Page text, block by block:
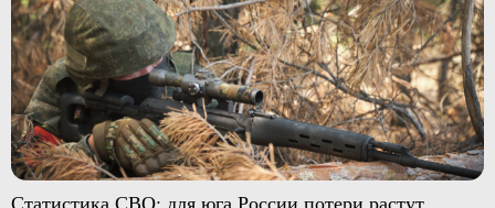
Статистика СВО: для юга России потери растут